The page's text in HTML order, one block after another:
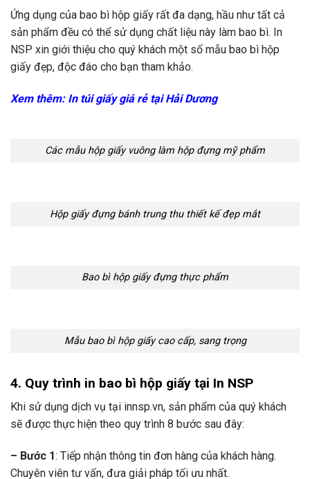
Ứng dụng của bao bì hộp giấy rất đa dạng, hầu như tất cả
sản phẩm đều có thể sử dụng chất liệu này làm bao bì. In
NSP xin giới thiệu cho quý khách một số mẫu bao bì hộp
giấy đẹp, độc đáo cho bạn tham khảo.
Xem thêm:In túi giấy giá rẻ tại Hải Dương
Các mẫu hộp giấy vuông làm hộp đựng mỹ phẩm
Hộp giấy đựng bánh trung thu thiết kế đẹp mắt
Bao bì hộp giấy đựng thực phẩm
Mẫu bao bì hộp giấy cao cấp, sang trọng
4. Quy trình in bao bì hộp giấy tại In NSP
Khi sử dụng dịch vụ tại innsp.vn, sản phẩm của quý khách
sẽ được thực hiện theo quy trình 8 bước sau đây:
– Bước 1: Tiếp nhận thông tin đơn hàng của khách hàng.
Chuyên viên tư vấn, đưa giải pháp tối ưu nhất.